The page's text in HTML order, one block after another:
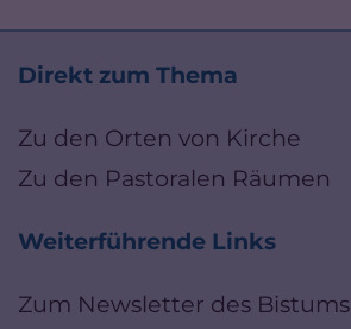
Direkt zum Thema
Zu den Orten von Kirche
Zu den Pastoralen Räumen
Weiterführende Links
Zum Newsletter des Bistums